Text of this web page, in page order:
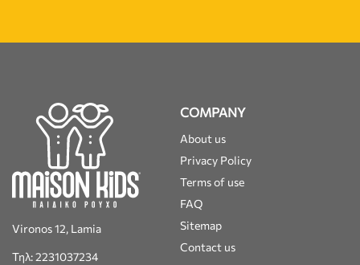
Vironos 12, Lamia
Τηλ: 2231037234
COMPANY
About us
Privacy Policy
Terms of use
FAQ
Sitemap
Contact us